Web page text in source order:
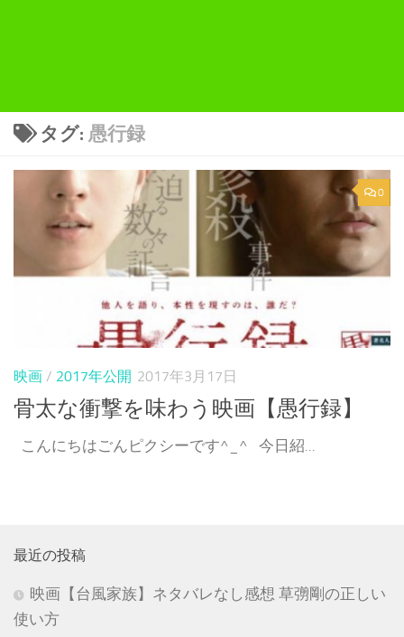
タグ: 愚行録
0
映画 / 2017年公開 2017年3月17日
骨太な衝撃を味わう映画【愚行録】
こんにちはごんピクシーです^_^ 今日紹...
最近の投稿
映画【台風家族】ネタバレなし感想 草彅剛の正しい
使い方